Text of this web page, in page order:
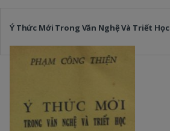
Ý Thức Mới Trong Văn Nghệ Và Triết Học